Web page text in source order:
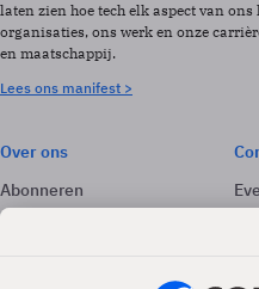
laten zien hoe tech elk aspect van
organisaties, ons werk en onze
en maatschappij.
Lees ons manifest >
Over ons
Abonneren
Adverteren